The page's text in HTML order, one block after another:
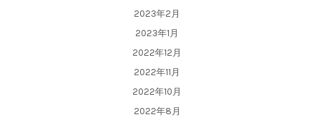
2023年2月
2023年1月
2022年12月
2022年11月
2022年10月
2022年8月